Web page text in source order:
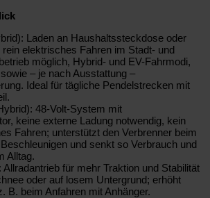
Laden an Haushaltssteckdose oder
elektrisches Fahren im Stadt- und
möglich, Hybrid- und EV-Fahrmodi,
– je nach Ausstattung –
Ideal für tägliche Pendelstrecken mit
48-Volt-System mit
keine externe Ladung notwendig, kein
Fahren; unterstützt den Verbrenner beim
und senkt so Verbrauch und
Alltag.
Allradantrieb für mehr Traktion und Stabilität
oder auf losem Untergrund; erhöht
B. beim Anfahren mit Anhänger.